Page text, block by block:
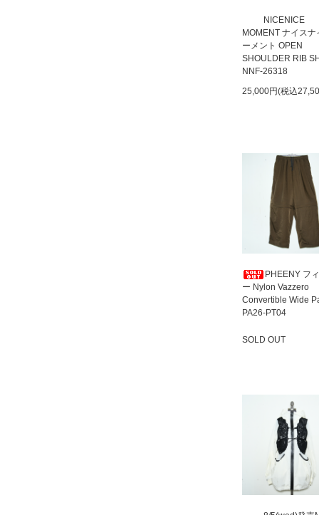
NICENICE
MOMENT ナイスナ
ーメント OPEN
SHOULDER RIB
NNF-26318
25,000円(税込
PHEENY フ
ー Nylon Vazzero
Convertible Wide
PA26-PT04
SOLD OUT